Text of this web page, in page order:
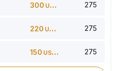
300 USDT 275
220 USDT 275
150 USDT 275